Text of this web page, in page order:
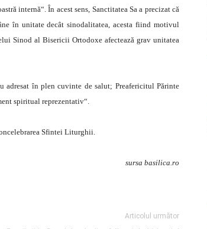
internă“. În acest sens, Sanctitatea Sa a precizat că
în unitate decât sinodalitatea, acesta fiind motivul
Sinod al Bisericii Ortodoxe afectează grav unitatea
în plen cuvinte de salut; Preafericitul Părinte
spiritual reprezentativ“.
Sfintei Liturghii.
sursa basilica.ro
Articolul următor